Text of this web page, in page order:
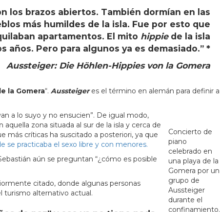
los brazos abiertos. También dormían en las
más humildes de la isla. Fue por esto que
apartamentos. El mito hippiede la isla
Pero para algunos ya es demasiado.” *
Aussteiger: Die Höhlen-Hippies von la Gomera
la Gomera“. Aussteigeres el término en alemán para definir a
Concierto de
piano
celebrado en
una playa de la
Gomera por un
grupo de
Aussteiger
durante el
confinamiento.
a lo suyo y no ensucien”. De igual modo,
zona situada al sur de la isla y cerca de
más críticas ha suscitado a posteriori, ya que
se practicaba el sexo libre y con menores.
aún se preguntan “¿cómo es posible
citado, donde algunas personas
turismo alternativo actual.